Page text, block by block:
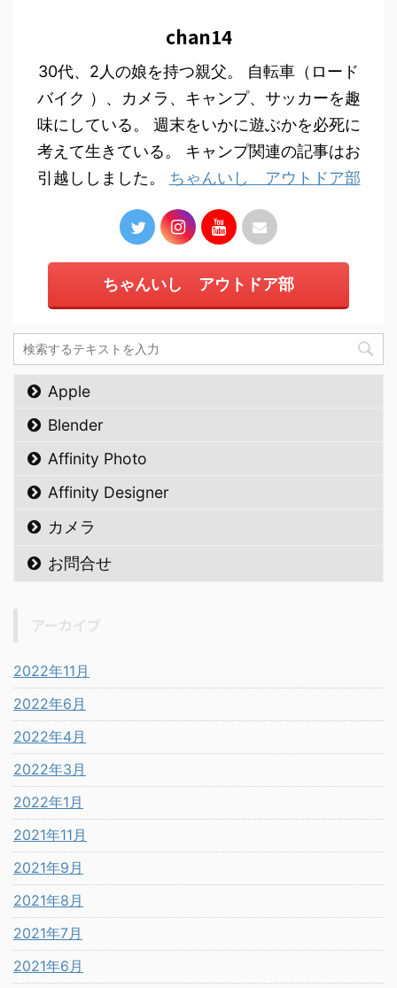
chan14
30代、2人の娘を持つ親父。 自転車（ロード
バイク ）、カメラ、キャンプ、サッカーを趣
味にしている。 週末をいかに遊ぶかを必死に
考えて生きている。 キャンプ関連の記事はお
引越ししました。 ちゃんいし アウトドア部
ちゃんいし アウトドア部
Apple
Blender
Affinity Photo
Affinity Designer
カメラ
お問合せ
2022年11月
2022年6月
2022年4月
2022年3月
2022年1月
2021年11月
2021年9月
2021年8月
2021年7月
2021年6月